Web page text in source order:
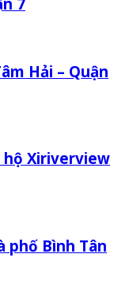
Hải – Quận
Xiriverview
phố Bình Tân